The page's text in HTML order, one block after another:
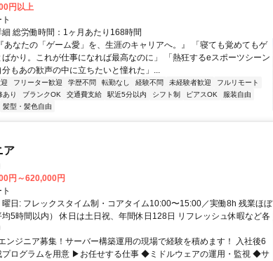
円以上
総労働時間：1ヶ月あたり168時間
あなたの「ゲーム愛」を、生涯のキャリアへ。』 「寝ても覚めてもゲ
ばかり。これが仕事になれば最高なのに」 「熱狂するeスポーツシーン
分もあの歓声の中に立ちたいと憧れた」...
フリーター歓迎 学歴不問 転勤なし 経験不問 未経験者歓迎
フルリモート
あり ブランクOK 交通費支給 駅近5分以内 シフト制 ピアスOK
服装自由
髪型・髪色自由
ア
円～620,000円
日: フレックスタイム制・コアタイム10:00〜15:00／実働8h 残業ほぼ
5時間以内） 休日は土日祝、年間休日128日 リフレッシュ休暇など各
ンジニア募集！サーバー構築運用の現場で経験を積めます！ 入社後6
プログラムを用意 ▶お任せする仕事 ◆ミドルウェアの運用・監視 ◆サ